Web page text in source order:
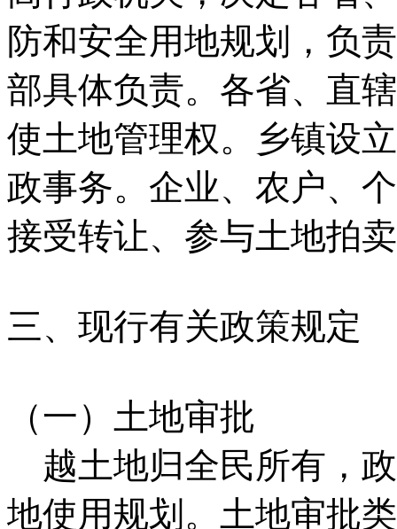
防和安全用地规划，负
部具体负责。各省、直
使土地管理权。乡镇设
政事务。企业、农户、
接受转让、参与土地拍
三、现行有关政策规定
（一）土地审批
越土地归全民所有，
地使用规划。土地审批